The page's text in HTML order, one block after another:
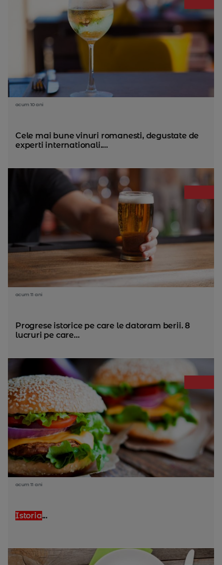
acum 10 ani
Cele mai bune vinuri romanesti, degustate de
experti internationali....
acum 11 ani
Progrese istorice pe care le datoram berii. 8
lucruri pe care...
acum 11 ani
Istoria...